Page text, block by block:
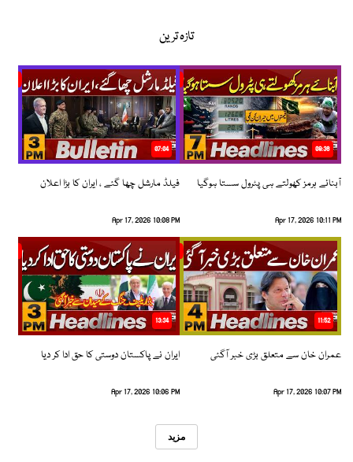
تازہ ترین
08:36
آبنائے ہرمز کھولتے ہی پٹرول سستا ہوگیا
Apr 17, 2026 10:11 PM
07:04
فیلڈ مارشل چھا گئے ، ایران کا بڑا اعلان
Apr 17, 2026 10:08 PM
11:52
عمران خان سے متعلق بڑی خبر آگئی
Apr 17, 2026 10:07 PM
13:34
ایران نے پاکستان دوستی کا حق ادا کر دیا
Apr 17, 2026 10:06 PM
مزید